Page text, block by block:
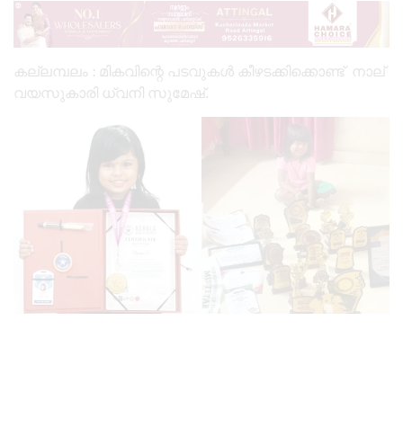
കല്ലമ്പലം : മികവിന്റെ പടവുകൾ കീഴടക്കിക്കൊണ്ട് നാല്
വയസുകാരി ധ്വനി സുമേഷ്.